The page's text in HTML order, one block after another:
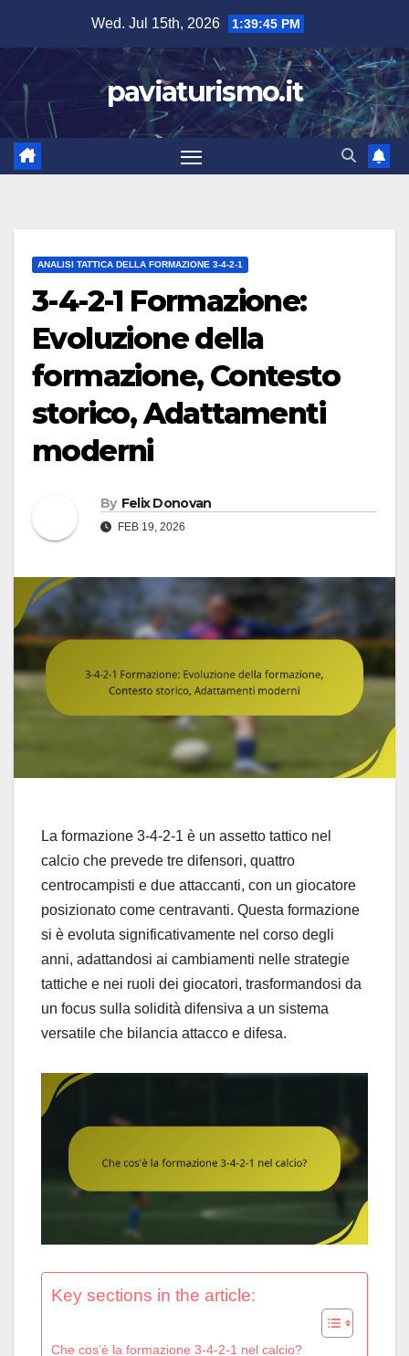
content
Wed. Jul 15th, 2026 1:39:47 PM
paviaturismo.it
ANALISI TATTICA DELLA FORMAZIONE 3-4-2-1
3-4-2-1 Formazione:
Evoluzione della
formazione, Contesto
storico, Adattamenti
moderni
By Felix Donovan
FEB 19, 2026
La formazione 3-4-2-1 è un assetto tattico nel
calcio che prevede tre difensori, quattro
centrocampisti e due attaccanti, con un giocatore
posizionato come centravanti. Questa formazione
si è evoluta significativamente nel corso degli
anni, adattandosi ai cambiamenti nelle strategie
tattiche e nei ruoli dei giocatori, trasformandosi da
un focus sulla solidità difensiva a un sistema
versatile che bilancia attacco e difesa.
Key sections in the article:
Che cos’è la formazione 3-4-2-1 nel calcio?